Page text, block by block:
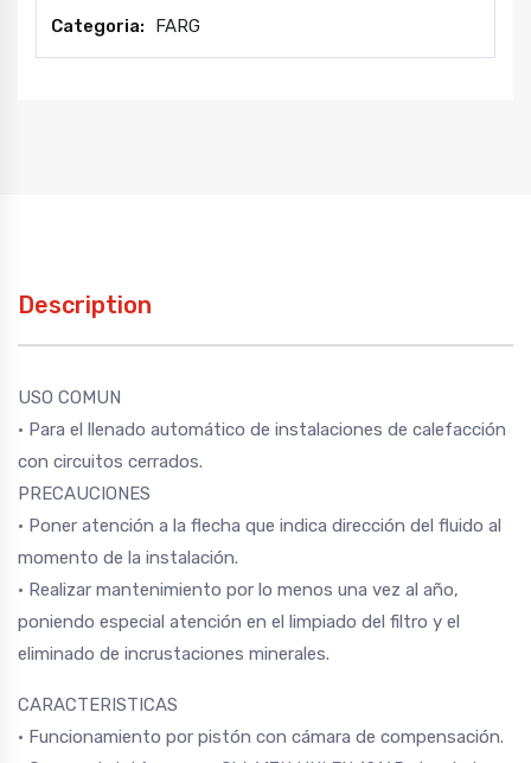
Categoria: FARG
Description
USO COMUN
• Para el llenado automático de instalaciones de calefacción
con circuitos cerrados.
PRECAUCIONES
• Poner atención a la flecha que indica dirección del fluido al
momento de la instalación.
• Realizar mantenimiento por lo menos una vez al año,
poniendo especial atención en el limpiado del filtro y el
eliminado de incrustaciones minerales.
CARACTERISTICAS
• Funcionamiento por pistón con cámara de compensación.